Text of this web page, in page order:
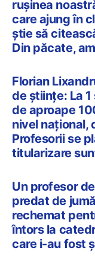
rușinea
care ajung în
știe să
Din păcate,
Florian
de științe: La
de aproape
nivel național,
Profesorii se
titularizare
Un profesor
predat de
rechemat
întors la
care i-au fost